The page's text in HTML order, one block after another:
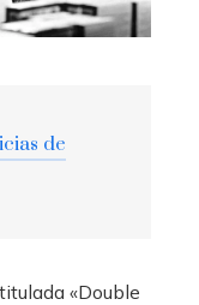
de
«Double